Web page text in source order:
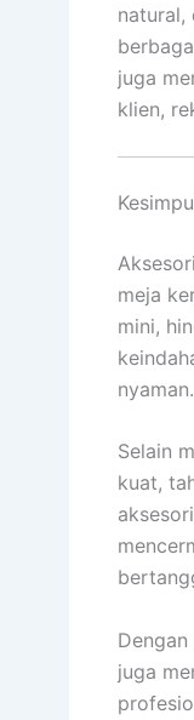
natural,
juga
klien,
meja
mini,
nyaman.
Selain
kuat,
juga